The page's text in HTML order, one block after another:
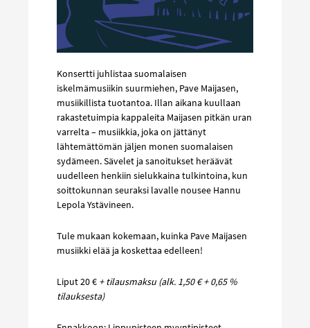
Konsertti juhlistaa suomalaisen
iskelmämusiikin suurmiehen, Pave Maijasen,
musiikillista tuotantoa. Illan aikana kuullaan
rakastetuimpia kappaleita Maijasen pitkän uran
varrelta – musiikkia, joka on jättänyt
lähtemättömän jäljen monen suomalaisen
sydämeen. Sävelet ja sanoitukset heräävät
uudelleen henkiin sielukkaina tulkintoina, kun
soittokunnan seuraksi lavalle nousee Hannu
Lepola Ystävineen.
Tule mukaan kokemaan, kuinka Pave Maijasen
musiikki elää ja koskettaa edelleen!
Liput 20 € + tilausmaksu (alk. 1,50 € + 0,65 %
tilauksesta)